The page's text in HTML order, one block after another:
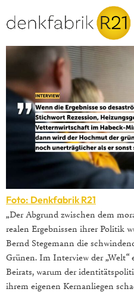
Foto: Denkfabrik R21
„Der Abgrund zwischen dem
realen Ergebnissen ihrer Politik
Bernd Stegemann die
Grünen. Im Interview der „Welt“
Beirats, warum der
ihrem eigenen Kernanliegen